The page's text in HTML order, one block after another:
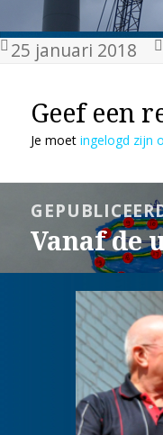
Geplaatst
25 januari 2018
Geef een
Je moetingelogd zijn
navigatie
Vanaf de